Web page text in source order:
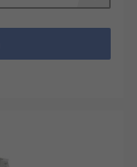
terminals.
and